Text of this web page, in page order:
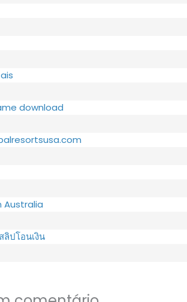
download
Australia
ลิปโอนเงิน